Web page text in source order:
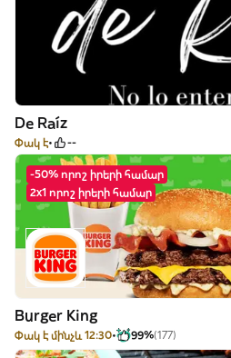
De Raíz
Փակ է --
-50% որոշ իրերի համար
2x1 որոշ իրերի համար
Burger King
Փակ է մինչև 12:30 99%(177)